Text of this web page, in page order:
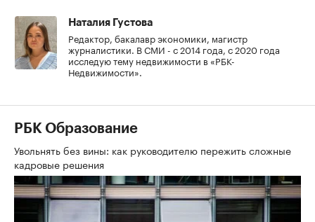
Наталия Густова
Редактор, бакалавр экономики, магистр
журналистики. В СМИ - с 2014 года, с 2020 года
исследую тему недвижимости в «РБК-
Недвижимости».
РБК Образование
Увольнять без вины: как руководителю пережить сложные
кадровые решения